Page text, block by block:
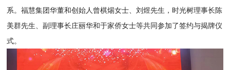
系。福慧集团华董和创始人曾棋焬女士、刘煜先生，时光树理事长陈
美群先生、副理事长庄丽华和于家侨女士等共同参加了签约与揭牌仪
式。